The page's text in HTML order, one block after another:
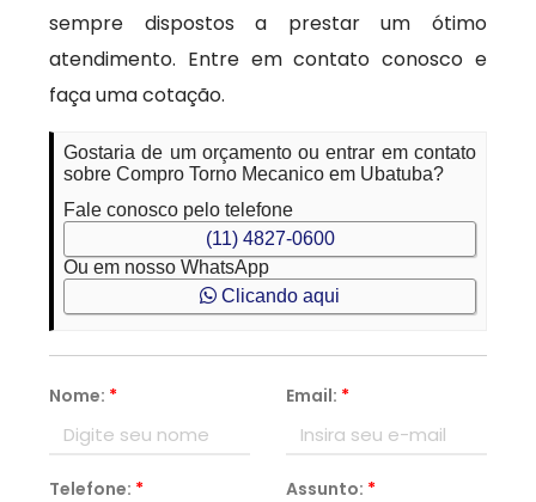
sempre dispostos a prestar um ótimo
atendimento. Entre em contato conosco e
faça uma cotação.
Gostaria de um orçamento ou entrar em contato
sobre Compro Torno Mecanico em Ubatuba?
Fale conosco pelo telefone
(11) 4827-0600
Ou em nosso WhatsApp
Clicando aqui
Nome: * Email: *
Telefone: * Assunto: *